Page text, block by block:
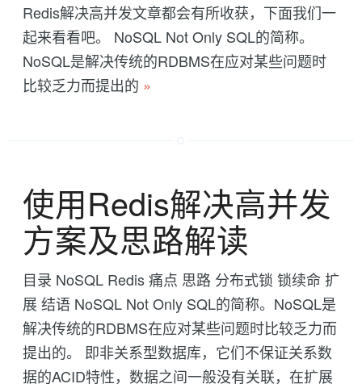
Redis解决高并发文章都会有所收获，下面我们一
起来看看吧。 NoSQL Not Only SQL的简称。
NoSQL是解决传统的RDBMS在应对某些问题时
比较乏力而提出的 »
使用Redis解决高并发
方案及思路解读
目录 NoSQL Redis 痛点 思路 分布式锁 锁续命 扩
展 结语 NoSQL Not Only SQL的简称。NoSQL是
解决传统的RDBMS在应对某些问题时比较乏力而
提出的。 即非关系型数据库，它们不保证关系数
据的ACID特性，数据之间一般没有关联，在扩展